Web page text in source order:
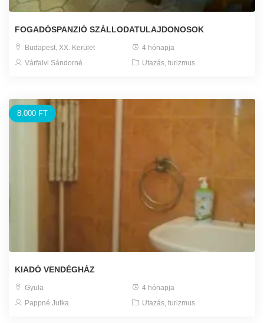
FOGADÓSPANZIÓ SZÁLLODATULAJDONOSOK
Budapest, XX. Kerület
4 hónapja
Várfalvi Sándorné
Utazás, turizmus
8.000 FT
KIADÓ VENDÉGHÁZ
Gyula
4 hónapja
Pappné Jutka
Utazás, turizmus